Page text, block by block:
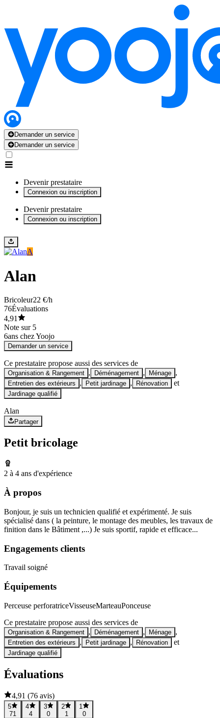
Demander un service
Demander un service
Devenir prestataire
Connexion ou inscription
Devenir prestataire
Connexion ou inscription
A
Alan
Bricoleur22 €/h
76Évaluations
4,91
Note sur 5
6ans chez Yoojo
Demander un service
Ce prestataire propose aussi des services de
Organisation & Rangement , Déménagement , Ménage ,
Entretien des extérieurs , Petit jardinage , Rénovation et
Jardinage qualifié
Alan
Partager
Petit bricolage
2 à 4 ans d'expérience
À propos
Bonjour, je suis un technicien qualifié et expérimenté. Je suis
spécialisé dans ( la peinture, le montage des meubles, les travaux de
finition dans le Bâtiment ,...) Je suis sportif, rapide et efficace...
Engagements clients
Travail soigné
Équipements
Perceuse perforatriceVisseuseMarteauPonceuse
Ce prestataire propose aussi des services de
Organisation & Rangement , Déménagement , Ménage ,
Entretien des extérieurs , Petit jardinage , Rénovation et
Jardinage qualifié
Évaluations
4,91 (76 avis)
5
71
4
4
3
0
2
1
1
0